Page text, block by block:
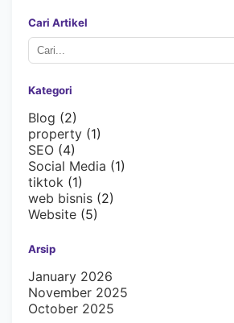
Cari Artikel
Kategori
Blog (2)
property (1)
SEO (4)
Social Media (1)
tiktok (1)
web bisnis (2)
Website (5)
Arsip
January 2026
November 2025
October 2025